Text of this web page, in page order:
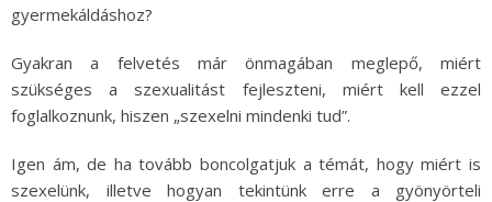
gyermekáldáshoz?
Gyakran a felvetés már önmagában meglepő, miért
szükséges a szexualitást fejleszteni, miért kell ezzel
foglalkoznunk, hiszen „szexelni mindenki tud”.
Igen ám, de ha tovább boncolgatjuk a témát, hogy miért is
szexelünk, illetve hogyan tekintünk erre a gyönyörteli